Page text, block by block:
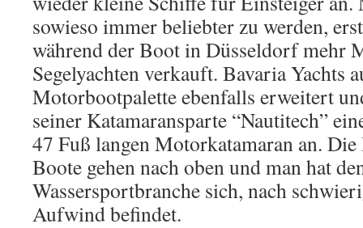
sowieso immer beliebter zu werden,
während der Boot in Düsseldorf mehr
Segelyachten verkauft. Bavaria Yachts
Motorbootpalette ebenfalls erweitert
seiner Katamaransparte “Nautitech”
47 Fuß langen Motorkatamaran an.
Boote gehen nach oben und man hat
Wassersportbranche sich, nach
Aufwind befindet.